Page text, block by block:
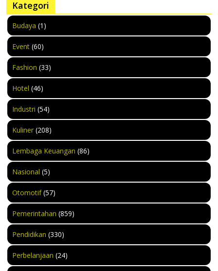
Kategori
Budaya (1)
Event (60)
Fashion (33)
Hotel (46)
Industri (54)
Kuliner (208)
Lembaga Keuangan (86)
Nasional (5)
Otomotif(57)
Pemerintahan (859)
Pendidikan (330)
Perbelanjaan (24)